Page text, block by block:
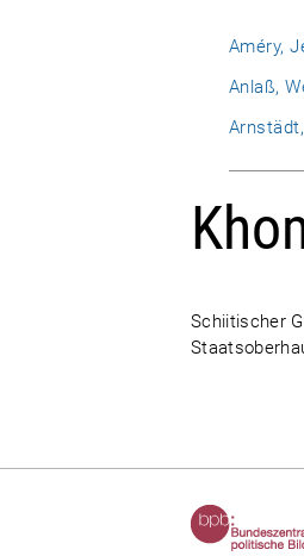
Améry,
Anlaß,
Schiitischer